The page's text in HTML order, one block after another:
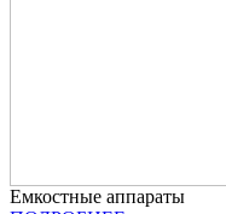
Емкостные аппараты